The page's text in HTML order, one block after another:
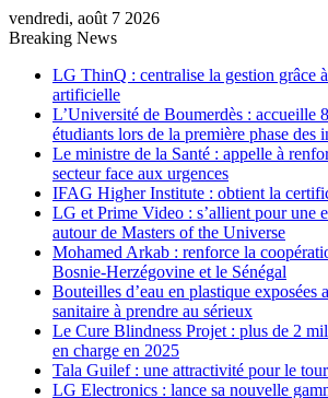
vendredi, août 7 2026
Breaking News
LG ThinQ : centralise la gestion grâce
artificielle
L’Université de Boumerdès : accueille
étudiants lors de la première phase des
Le ministre de la Santé : appelle à
secteur face aux urgences
IFAG Higher Institute : obtient la
LG et Prime Video : s’allient pour une
autour de Masters of the Universe
Mohamed Arkab : renforce la
Bosnie-Herzégovine et le Sénégal
Bouteilles d’eau en plastique exposées
sanitaire à prendre au sérieux
Le Cure Blindness Projet : plus de 2
en charge en 2025
Tala Guilef : une attractivité pour le
LG Electronics : lance sa nouvelle